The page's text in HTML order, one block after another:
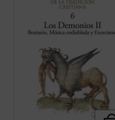
los demonios con aspecto animal (el
bestiario del Diablo), en cuanto artífices de
la música endiablada (opuesta a la ...